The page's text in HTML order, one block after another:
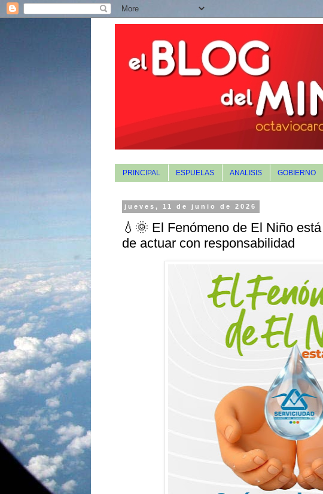
PRINCIPAL ESPUELAS ANALISIS GOBIERNO
jueves, 11 de junio de 2026
💧🌞 El Fenómeno de El Niño
de actuar con responsabilidad